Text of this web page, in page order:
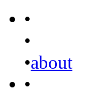
•
•
•about
•